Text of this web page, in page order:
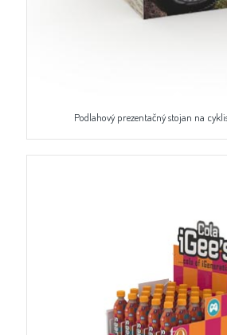
Podlahový prezentačný stojan na